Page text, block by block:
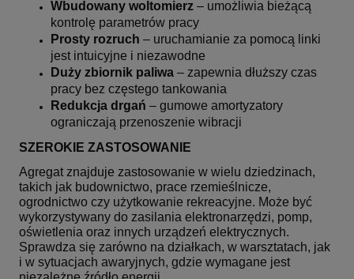
Wbudowany woltomierz – umożliwia bieżącą
kontrolę parametrów pracy
Prosty rozruch – uruchamianie za pomocą linki
jest intuicyjne i niezawodne
Duży zbiornik paliwa – zapewnia dłuższy czas
pracy bez częstego tankowania
Redukcja drgań – gumowe amortyzatory
ograniczają przenoszenie wibracji
SZEROKIE ZASTOSOWANIE
Agregat znajduje zastosowanie w wielu dziedzinach,
takich jak budownictwo, prace rzemieślnicze,
ogrodnictwo czy użytkowanie rekreacyjne. Może być
wykorzystywany do zasilania elektronarzędzi, pomp,
oświetlenia oraz innych urządzeń elektrycznych.
Sprawdza się zarówno na działkach, w warsztatach, jak
i w sytuacjach awaryjnych, gdzie wymagane jest